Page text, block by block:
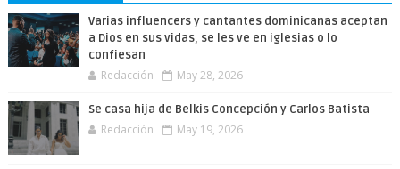
Varias influencers y cantantes dominicanas aceptan
a Dios en sus vidas, se les ve en iglesias o lo
confiesan
Redacción May 28, 2026
Se casa hija de Belkis Concepción y Carlos Batista
Redacción May 19, 2026